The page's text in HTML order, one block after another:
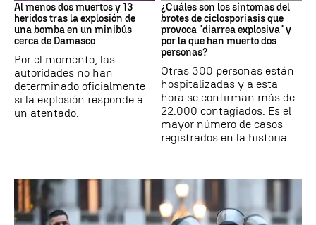
Al menos dos muertos y 13
heridos tras la explosión de
una bomba en un minibús
cerca de Damasco
Por el momento, las
autoridades no han
determinado oficialmente
si la explosión responde a
un atentado.
¿Cuáles son los síntomas del
brotes de ciclosporiasis que
provoca "diarrea explosiva" y
por la que han muerto dos
personas?
Otras 300 personas están
hospitalizadas y a esta
hora se confirman más de
22.000 contagiados. Es el
mayor número de casos
registrados en la historia.